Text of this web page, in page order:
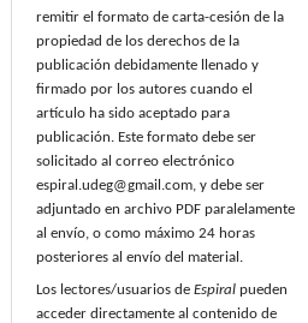
remitir el formato de carta-cesión de la
propiedad de los derechos de la
publicación debidamente llenado y
firmado por los autores cuando el
artículo ha sido aceptado para
publicación. Este formato debe ser
solicitado al correo electrónico
espiral.udeg@gmail.com, y debe ser
adjuntado en archivo PDF paralelamente
al envío, o como máximo 24 horas
posteriores al envío del material.
Los lectores/usuarios de Espiral pueden
acceder directamente al contenido de